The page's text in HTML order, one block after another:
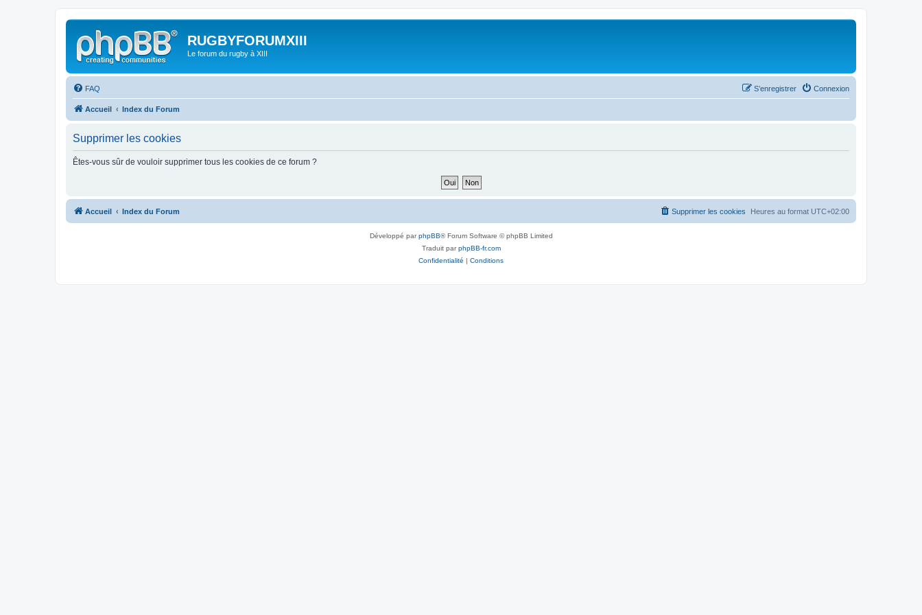
RUGBYFORUMXIII
Le forum du rugby à XIII
FAQ Connexion
S’enregistrer
Accueil Index du Forum
Supprimer les cookies
Êtes-vous sûr de vouloir supprimer tous les cookies de ce forum ?
Accueil Index du Forum Heures au format UTC+02:00
Supprimer les cookies
Développé parphpBB® Forum Software © phpBB Limited
Traduit parphpBB-fr.com
Confidentialité | Conditions